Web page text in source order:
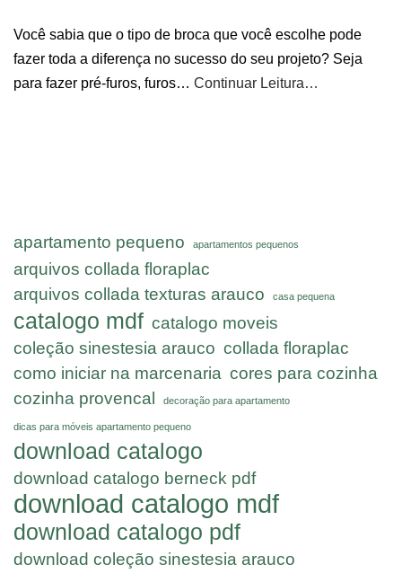
Você sabia que o tipo de broca que você escolhe pode
fazer toda a diferença no sucesso do seu projeto? Seja
para fazer pré-furos, furos… Continuar Leitura…
apartamento pequeno apartamentos pequenos
arquivos collada floraplac
arquivos collada texturas arauco
casa pequena
catalogo mdf catalogo moveis
coleção sinestesia arauco collada floraplac
como iniciar na marcenaria cores para cozinha
cozinha provencal
decoração para apartamento
dicas para móveis apartamento pequeno
download catalogo
download catalogo berneck pdf
download catalogo mdf
download catalogo pdf
download coleção sinestesia arauco